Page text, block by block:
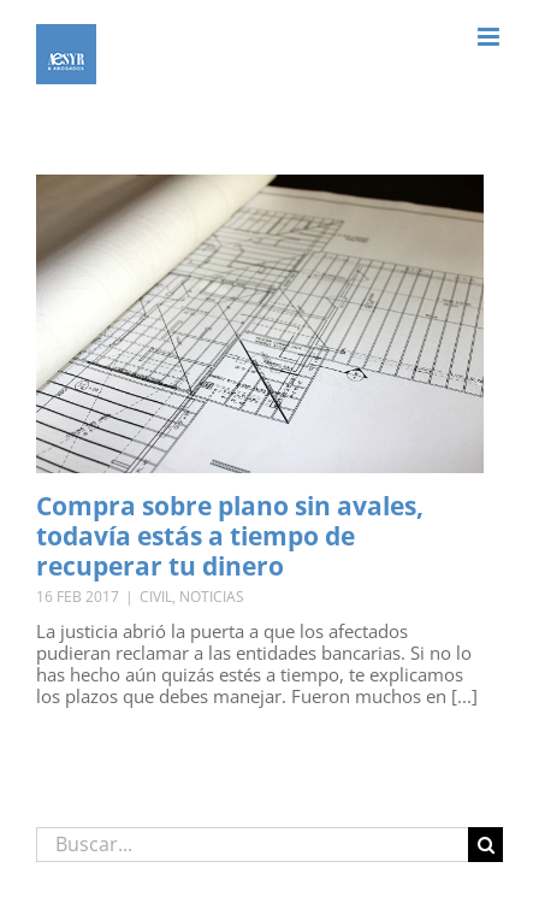
contenido
Compra sobre plano sin avales,
todavía estás a tiempo de
recuperar tu dinero
16 FEB 2017 | CIVIL, NOTICIAS
La justicia abrió la puerta a que los afectados
pudieran reclamar a las entidades bancarias. Si no lo
has hecho aún quizás estés a tiempo, te explicamos
los plazos que debes manejar. Fueron muchos en [...]
Buscar: